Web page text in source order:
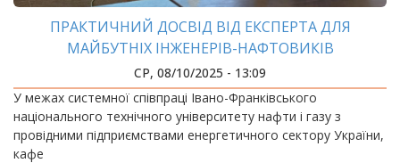
ПРАКТИЧНИЙ ДОСВІД ВІД ЕКСПЕРТА ДЛЯ
МАЙБУТНІХ ІНЖЕНЕРІВ-НАФТОВИКІВ
СР, 08/10/2025 - 13:09
У межах системної співпраці Івано-Франківського
національного технічного університету нафти і газу з
провідними підприємствами енергетичного сектору України,
кафе